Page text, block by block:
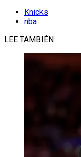
Knicks
nba
LEE TAMBIÉN